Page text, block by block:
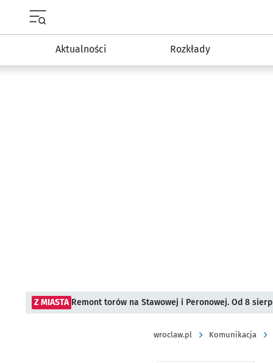
Aktualności Rozkłady
Z MIASTA Remont torów na Stawowej i Peronowej. Od 8
wroclaw.pl Komunikacja